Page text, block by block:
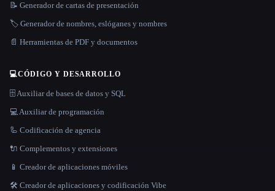
📝 Generador de cartas de presentación
🏷️ Generador de nombres, eslóganes y nombres
📄 Herramientas de PDF y documentos
💻CÓDIGO Y DESARROLLO
🗄️ Auxiliar de bases de datos y SQL
💻 Auxiliar de programación
🦾 Codificación de agencia
🔌 Complementos y extensiones
📱 Creador de aplicaciones móviles
🛠️ Creador de aplicaciones y codificación Vibe